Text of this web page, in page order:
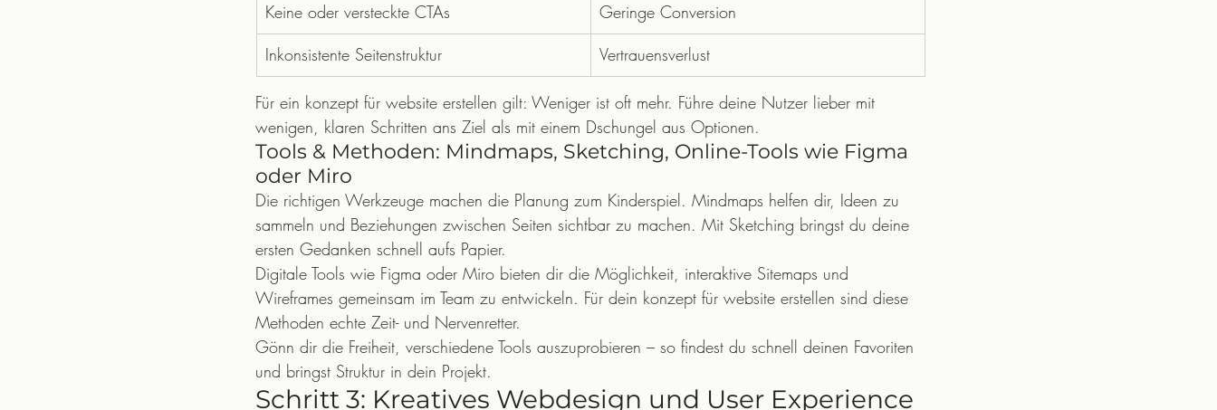
Keine oder versteckte CTAs
Geringe Conversion
Inkonsistente Seitenstruktur
Vertrauensverlust
Für ein konzept für website erstellen gilt: Weniger ist oft mehr. Führe deine Nutzer lieber mit
wenigen, klaren Schritten ans Ziel als mit einem Dschungel aus Optionen.
Tools & Methoden: Mindmaps, Sketching, Online-Tools wie Figma
oder Miro
Die richtigen Werkzeuge machen die Planung zum Kinderspiel. Mindmaps helfen dir, Ideen zu
sammeln und Beziehungen zwischen Seiten sichtbar zu machen. Mit Sketching bringst du deine
ersten Gedanken schnell aufs Papier.
Digitale Tools wie Figma oder Miro bieten dir die Möglichkeit, interaktive Sitemaps und
Wireframes gemeinsam im Team zu entwickeln. Für dein konzept für website erstellen sind diese
Methoden echte Zeit- und Nervenretter.
Gönn dir die Freiheit, verschiedene Tools auszuprobieren – so findest du schnell deinen Favoriten
und bringst Struktur in dein Projekt.
Schritt 3: Kreatives Webdesign und User Experience